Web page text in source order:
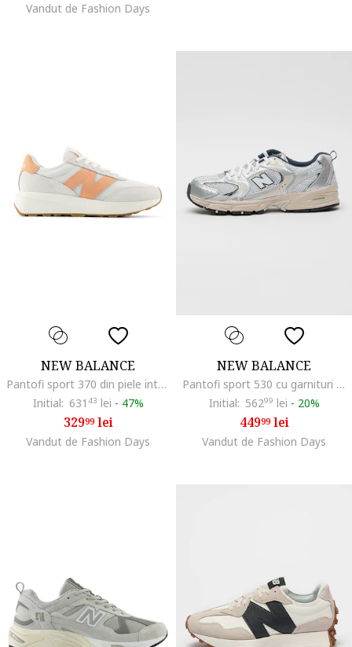
Vandut de Fashion Days
NEW BALANCE
Pantofi sport 370 din piele intoarsa cu insertii din material sintetic, Portocaliu/Alb murdar
Initial: 631 43 lei - 47%
32999lei
Vandut de Fashion Days
NEW BALANCE
Pantofi sport 530 cu garnituri din plasa si model unisex, Alb fildes/Gri deschis
Initial: 56299 lei - 20%
44999lei
Vandut de Fashion Days